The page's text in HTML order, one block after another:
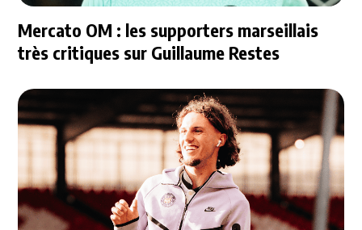
Mercato OM : les supporters marseillais
très critiques sur Guillaume Restes